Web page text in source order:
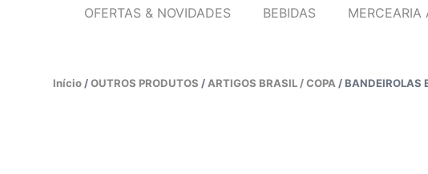
OFERTAS & NOVIDADES BEBIDAS MERCEARIA
Início /OUTROS PRODUTOS / ARTIGOS BRASIL / COPA / BANDEIROLAS